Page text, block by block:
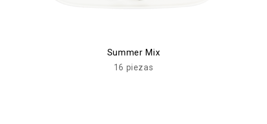
Summer Mix
16 piezas